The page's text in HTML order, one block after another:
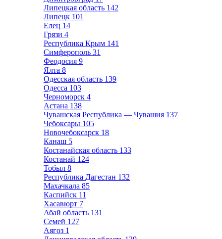
Липецкая область 142
Липецк 101
Елец 14
Грязи 4
Республика Крым 141
Симферополь 31
Феодосия 9
Ялта 8
Одесская область 139
Одесса 103
Черноморск 4
Астана 138
Чувашская Республика — Чувашия 137
Чебоксары 105
Новочебоксарск 18
Канаш 5
Костанайская область 133
Костанай 124
Тобыл 8
Республика Дагестан 132
Махачкала 85
Каспийск 11
Хасавюрт 7
Абай область 131
Семей 127
Аягоз 1